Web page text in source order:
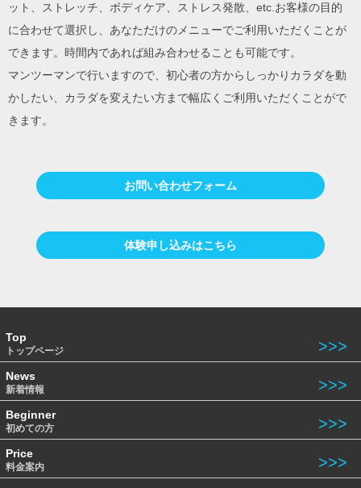
ット、ストレッチ、ボディケア、ストレス発散、etc.お客様の目的
に合わせて選択し、あなただけのメニューでご利用いただくことが
できます。時間内であれば組み合わせることも可能です。
マンツーマンで行いますので、初心者の方からしっかりカラダを動
かしたい、カラダを変えたい方まで幅広くご利用いただくことがで
きます。
お問い合わせフォーム
体験申し込みはこちら
Top
トップページ
News
新着情報
Beginner
初めての方
Price
料金案内